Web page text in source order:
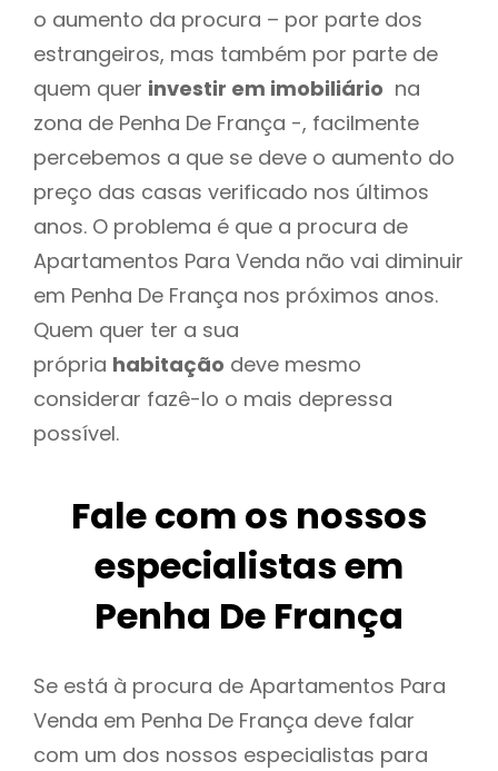
o aumento da procura – por parte dos
estrangeiros, mas também por parte de
quem quer investir em imobiliário na
zona de Penha De França -, facilmente
percebemos a que se deve o aumento do
preço das casas verificado nos últimos
anos. O problema é que a procura de
Apartamentos Para Venda não vai diminuir
em Penha De França nos próximos anos.
Quem quer ter a sua
própria habitação deve mesmo
considerar fazê-lo o mais depressa
possível.
Fale com os nossos
especialistas em
Penha De França
Se está à procura de Apartamentos Para
Venda em Penha De França deve falar
com um dos nossos especialistas para